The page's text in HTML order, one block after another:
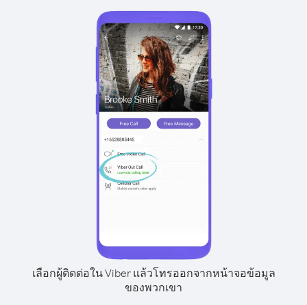
เลือกผู้ติดต่อใน Viber แล้วโทรออกจากหน้าจอข้อมูล
ของพวกเขา